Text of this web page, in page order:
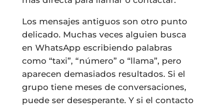
Los mensajes antiguos son otro punto
delicado. Muchas veces alguien busca
en WhatsApp escribiendo palabras
como “taxi”, “número” o “llama”, pero
aparecen demasiados resultados. Si el
grupo tiene meses de conversaciones,
puede ser desesperante. Y si el contacto